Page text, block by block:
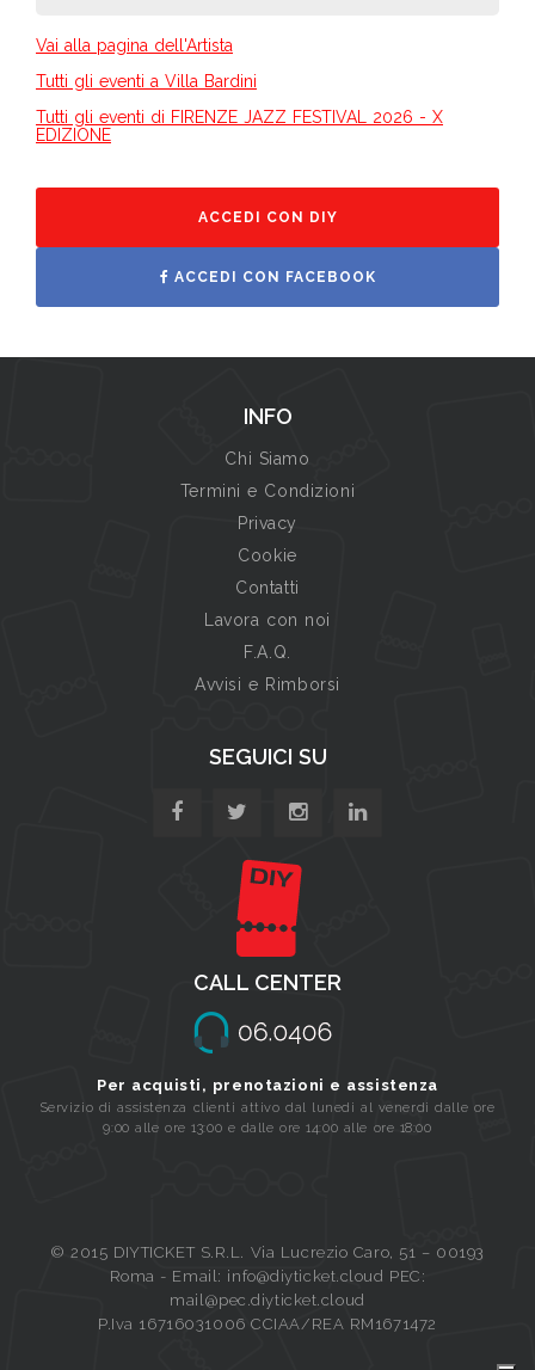
Vai alla pagina dell'Artista
Tutti gli eventi a Villa Bardini
Tutti gli eventi di FIRENZE JAZZ FESTIVAL 2026 - X
EDIZIONE
ACCEDI CON DIY
ACCEDI CON FACEBOOK
INFO
Chi Siamo
Termini e Condizioni
Privacy
Cookie
Contatti
Lavora con noi
F.A.Q.
Avvisi e Rimborsi
SEGUICI SU
CALL CENTER
Per acquisti, prenotazioni e assistenza
Servizio di assistenza clienti attivo dal lunedi al venerdi dalle ore
9:00 alle ore 13:00 e dalle ore 14:00 alle ore 18:00
© 2015 DIYTICKET S.R.L. Via Lucrezio Caro, 51 – 00193
Roma - Email: info@diyticket.cloud PEC:
mail@pec.diyticket.cloud
P.Iva 16716031006 CCIAA/REA RM1671472